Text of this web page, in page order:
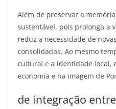
Além de preservar a
sustentável, pois prolonga a
reduz a necessidade de
consolidadas. Ao mesmo
cultural e a identidade local,
economia e na imagem de
de integração